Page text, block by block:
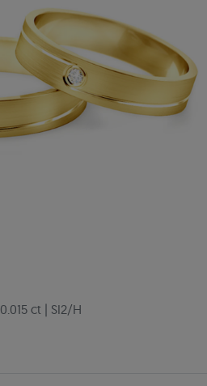
0.015 ct SI2/H